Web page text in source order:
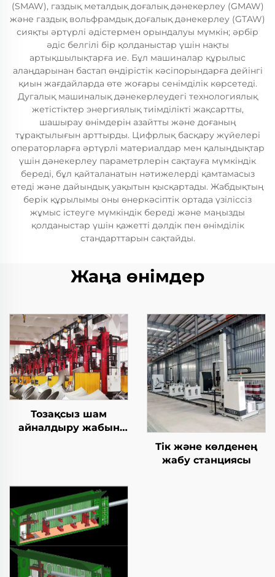
(SMAW), газдық металдық доғалық дәнекерлеу (GMAW)
және газдық вольфрамдық доғалық дәнекерлеу (GTAW)
сияқты әртүрлі әдістермен орындалуы мүмкін; әрбір
әдіс белгілі бір қолданыстар үшін нақты
артықшылықтарға ие. Бұл машиналар құрылыс
алаңдарынан бастап өндірістік кәсіпорындарға дейінгі
қиын жағдайларда өте жоғары сенімділік көрсетеді.
Дугалық машиналық дәнекерлеудегі технологиялық
жетістіктер энергиялық тиімділікті жақсартты,
шашырау өнімдерін азайтты және доғаның
тұрақтылығын арттырды. Цифрлық басқару жүйелері
операторларға әртүрлі материалдар мен қалыңдықтар
үшін дәнекерлеу параметрлерін сақтауға мүмкіндік
береді, бұл қайталанатын нәтижелерді қамтамасыз
етеді және дайындық уақытын қысқартады. Жабдықтың
берік құрылымы оны өнеркәсіптік ортада үзіліссіз
жұмыс істеуге мүмкіндік береді және маңызды
қолданыстар үшін қажетті дәлдік пен өнімділік
стандарттарын сақтайды.
Жаңа өнімдер
Тозақсыз шам
айналдыру жабын
Тік және көлденең
жабу станциясы